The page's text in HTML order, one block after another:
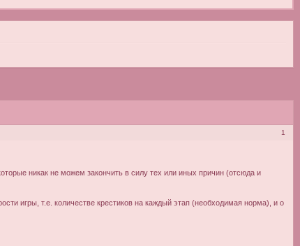
1
никак не можем закончить в силу тех или иных причин (отсюда и
игры, т.е. количестве крестиков на каждый этап (необходимая норма), и о